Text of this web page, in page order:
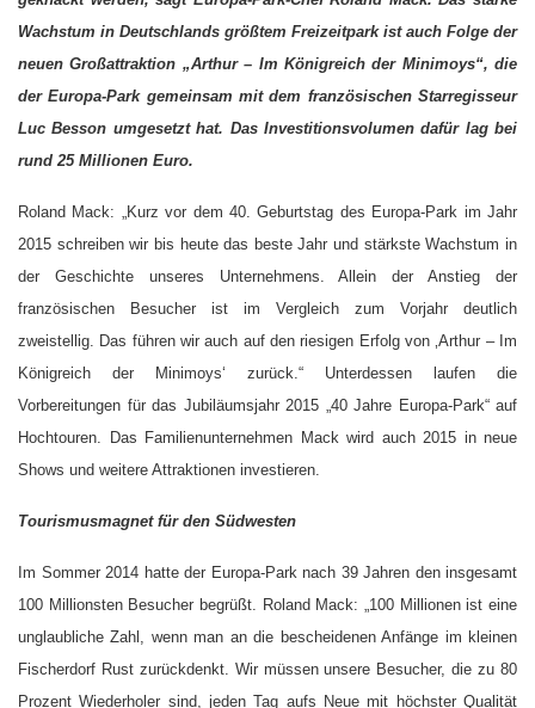
Wachstum in Deutschlands größtem Freizeitpark ist auch Folge der
neuen Großattraktion „Arthur – Im Königreich der Minimoys“, die
der Europa-Park gemeinsam mit dem französischen Starregisseur
Luc Besson umgesetzt hat. Das Investitionsvolumen dafür lag bei
rund 25 Millionen Euro.
Roland Mack: „Kurz vor dem 40. Geburtstag des Europa-Park im Jahr
2015 schreiben wir bis heute das beste Jahr und stärkste Wachstum in
der Geschichte unseres Unternehmens. Allein der Anstieg der
französischen Besucher ist im Vergleich zum Vorjahr deutlich
zweistellig. Das führen wir auch auf den riesigen Erfolg von ‚Arthur – Im
Königreich der Minimoys‘ zurück.“ Unterdessen laufen die
Vorbereitungen für das Jubiläumsjahr 2015 „40 Jahre Europa-Park“ auf
Hochtouren. Das Familienunternehmen Mack wird auch 2015 in neue
Shows und weitere Attraktionen investieren.
Tourismusmagnet für den Südwesten
Im Sommer 2014 hatte der Europa-Park nach 39 Jahren den insgesamt
100 Millionsten Besucher begrüßt. Roland Mack: „100 Millionen ist eine
unglaubliche Zahl, wenn man an die bescheidenen Anfänge im kleinen
Fischerdorf Rust zurückdenkt. Wir müssen unsere Besucher, die zu 80
Prozent Wiederholer sind, jeden Tag aufs Neue mit höchster Qualität